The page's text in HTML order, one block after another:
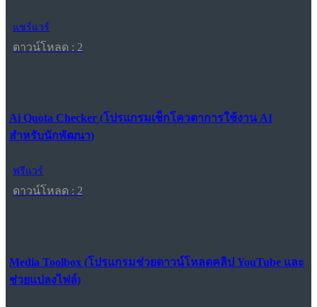
แชร์แวร์
ดาวน์โหลด : 2
Ai Quota Checker (โปรแกรมเช็กโควตาการใช้งาน AI
สำหรับนักพัฒนา)
ฟรีแวร์
ดาวน์โหลด : 2
Media Toolbox (โปรแกรมช่วยดาวน์โหลดคลิป YouTube และ
ช่วยแปลงไฟล์)